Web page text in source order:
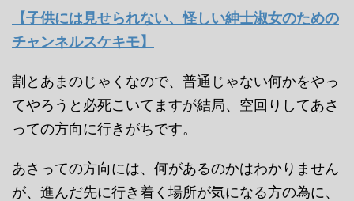
【子供には見せられない、怪しい紳士淑女のための
チャンネルスケキモ】
割とあまのじゃくなので、普通じゃない何かをやっ
てやろうと必死こいてますが結局、空回りしてあさ
っての方向に行きがちです。
あさっての方向には、何があるのかはわかりません
が、進んだ先に行き着く場所が気になる方の為に、